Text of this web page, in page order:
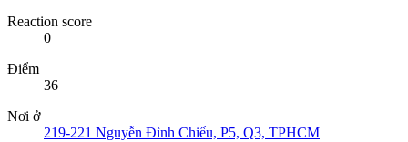
Reaction score
0
Điểm
36
Nơi ở
219-221 Nguyễn Đình Chiểu, P5, Q3, TPHCM